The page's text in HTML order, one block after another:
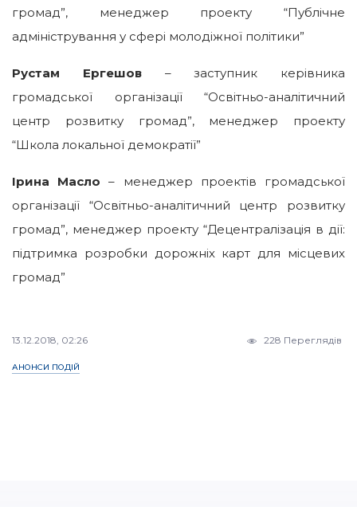
громад”, менеджер проекту “Публічне
адміністрування у сфері молодіжної політики”
Рустам Ергешов– заступник керівника
громадської організації “Освітньо-аналітичний
центр розвитку громад”, менеджер проекту
“Школа локальної демократії”
Ірина Масло – менеджер проектів громадської
організації “Освітньо-аналітичний центр розвитку
громад”, менеджер проекту “Децентралізація в дії:
підтримка розробки дорожніх карт для місцевих
громад”
13.12.2018, 02:26 228 Переглядів
АНОНСИ ПОДІЙ